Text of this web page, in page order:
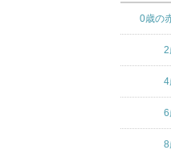
0歳の
2
4
6
8